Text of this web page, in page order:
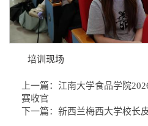
培训现场
上一篇： 江南大学食品学院
赛收官
下一篇： 新西兰梅西大学校长